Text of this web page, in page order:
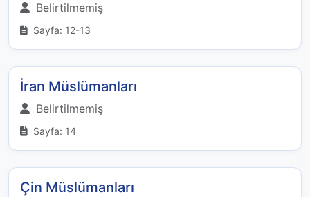
Belirtilmemiş
Sayfa: 12-13
İran Müslümanları
Belirtilmemiş
Sayfa: 14
Çin Müslümanları